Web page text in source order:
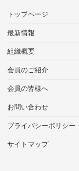
トップページ
最新情報
組織概要
会員のご紹介
会員の皆様へ
お問い合わせ
プライバシーポリシー
サイトマップ